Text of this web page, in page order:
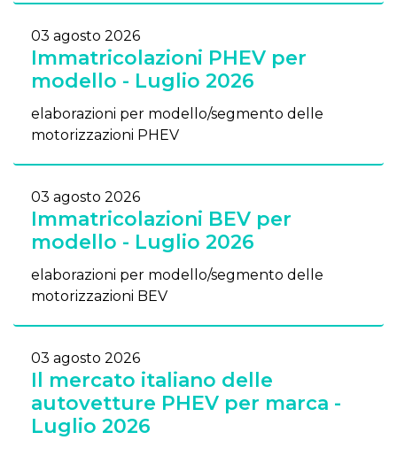
03 agosto 2026
Immatricolazioni PHEV per
modello - Luglio 2026
elaborazioni per modello/segmento delle
motorizzazioni PHEV
03 agosto 2026
Immatricolazioni BEV per
modello - Luglio 2026
elaborazioni per modello/segmento delle
motorizzazioni BEV
03 agosto 2026
Il mercato italiano delle
autovetture PHEV per marca -
Luglio 2026